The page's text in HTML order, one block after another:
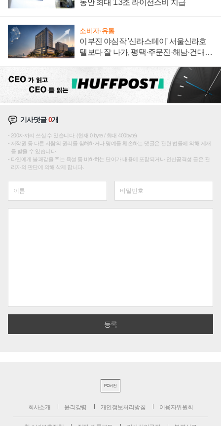
동안 최대 1.3조 라이선스비 지급
소비자·유통
이부진 야심작 '신라스테이' 서울신라호
텔보다 잘 나가, 평택·주문진·해남·건대로
기사댓글0개
200자까지 쓰실 수 있습니다. (현재 0 byte / 최대 400byte)
저작권 등 다른 사람의 권리를 침해하거나 명예를 훼손하는 댓글은 관련 법률에 의해 제재
를 받을 수 있습니다.
타인에게 불쾌감을 주는 욕설 등 비하하는 단어가 내용에 포함되거나 인신공격성 글은 관
리자의 판단에 의해 삭제 합니다.
PC버전
회사소개 윤리강령 개인정보처리방침 이용자위원회